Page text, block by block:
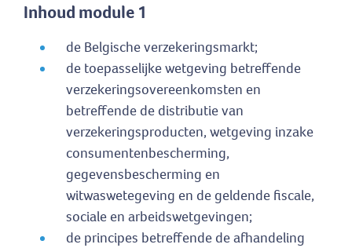
Inhoud module 1
de Belgische verzekeringsmarkt;
de toepasselijke wetgeving betreffende
verzekeringsovereenkomsten en
betreffende de distributie van
verzekeringsproducten, wetgeving inzake
consumentenbescherming,
gegevensbescherming en
witwaswetegeving en de geldende fiscale,
sociale en arbeidswetgevingen;
de principes betreffende de afhandeling